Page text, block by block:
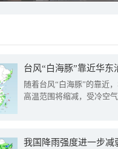
台风“白海豚”靠近华
随着台风“白海豚”的靠近
高温范围将缩减，受冷空